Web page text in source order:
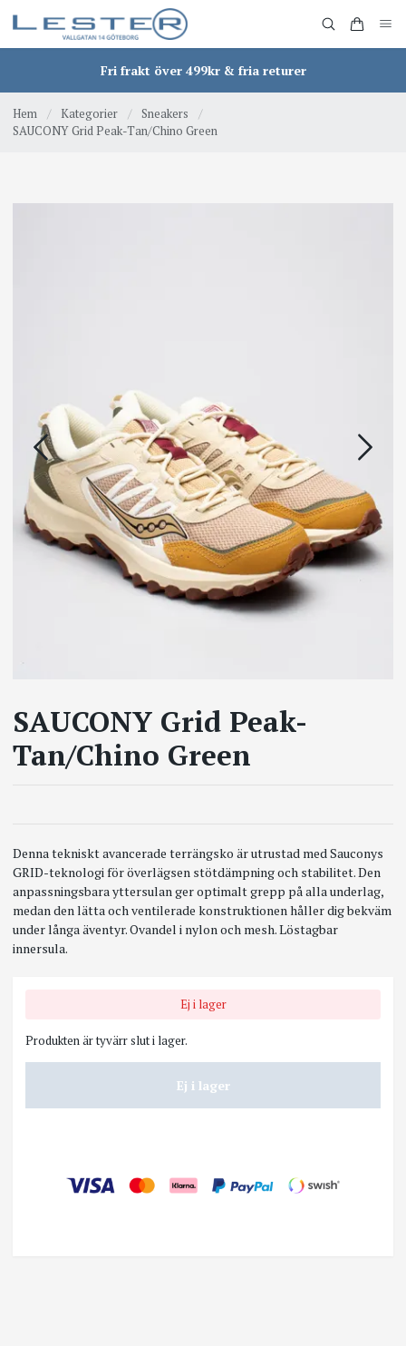
Fri frakt över 499kr & fria returer
Hem / Kategorier / Sneakers
/
SAUCONY Grid Peak-Tan/Chino Green
SAUCONY Grid Peak-
Tan/Chino Green
Denna tekniskt avancerade terrängsko är utrustad med Sauconys
GRID-teknologi för överlägsen stötdämpning och stabilitet. Den
anpassningsbara yttersulan ger optimalt grepp på alla underlag,
medan den lätta och ventilerade konstruktionen håller dig bekväm
under långa äventyr. Ovandel i nylon och mesh. Löstagbar
innersula.
Ej i lager
Produkten är tyvärr slut i lager.
Ej i lager